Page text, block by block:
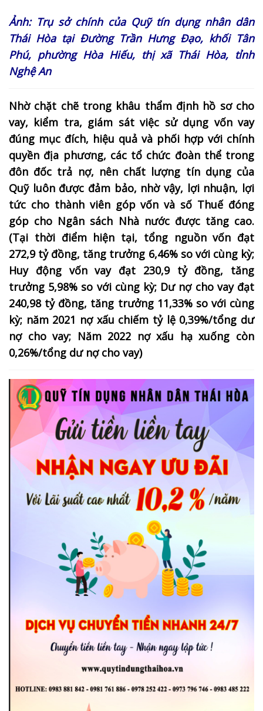
Ảnh: Trụ sở chính của Quỹ tín dụng nhân dân
Thái Hòa tại Đường Trần Hưng Đạo, khối Tân
Phú, phường Hòa Hiếu, thị xã Thái Hòa, tỉnh
Nghệ An
Nhờ chặt chẽ trong khâu thẩm định hồ sơ cho
vay, kiểm tra, giám sát việc sử dụng vốn vay
đúng mục đích, hiệu quả và phối hợp với chính
quyền địa phương, các tổ chức đoàn thể trong
đôn đốc trả nợ, nên chất lượng tín dụng của
Quỹ luôn được đảm bảo, nhờ vậy, lợi nhuận, lợi
tức cho thành viên góp vốn và số Thuế đóng
góp cho Ngân sách Nhà nước được tăng cao.
(Tại thời điểm hiện tại, tổng nguồn vốn đạt
272,9 tỷ đồng, tăng trưởng 6,46% so với cùng kỳ;
Huy động vốn vay đạt 230,9 tỷ đồng, tăng
trưởng 5,98% so với cùng kỳ; Dư nợ cho vay đạt
240,98 tỷ đồng, tăng trưởng 11,33% so với cùng
kỳ; năm 2021 nợ xấu chiếm tỷ lệ 0,39%/tổng dư
nợ cho vay; Năm 2022 nợ xấu hạ xuống còn
0,26%/tổng dư nợ cho vay)